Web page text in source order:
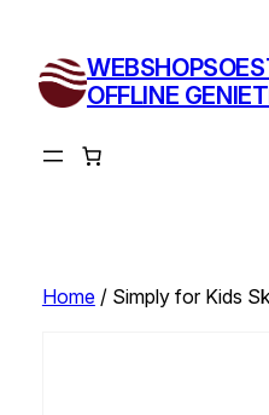
inhoud
OFFLINE
Home/ Simply for Kids